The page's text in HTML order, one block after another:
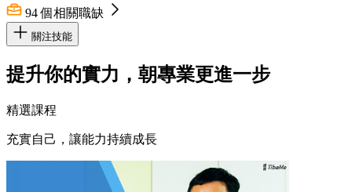
94 個相關職缺
關注技能
提升你的實力，朝專業更進一步
精選課程
充實自己，讓能力持續成長